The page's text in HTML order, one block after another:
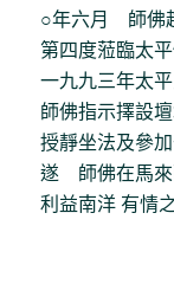
○年六月 師佛
第四度蒞臨太
一九九三年太
師佛指示擇設
授靜坐法及參
遂 師佛在馬來
利益南洋 有情